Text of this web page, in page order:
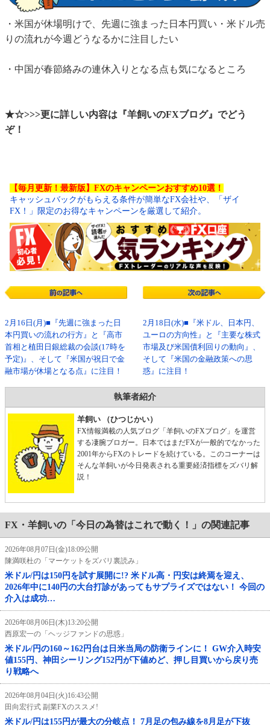
・米国が休場明けで、先週に強まった日本円買い・米ドル売
りの流れが今週どうなるかに注目したい
・中国が春節絡みの連休入りとなる点も気になるところ
★☆>>>更に詳しい内容は『羊飼いのFXブログ』でどう
ぞ！
【毎月更新！最新版】FXのキャンペーンおすすめ10選！
キャッシュバックがもらえる条件が簡単なFX会社や、「ザイ
FX！」限定のお得なキャンペーンを厳選して紹介。
2月16日(月)■『先週に強まった日
本円買いの流れの行方』と『高市
首相と植田日銀総裁の会談(17時を
予定)』、そして『米国が祝日で金
融市場が休場となる点』に注目！
2月18日(水)■『米ドル、日本円、
ユーロの方向性』と『主要な株式
市場及び米国債利回りの動向』、
そして『米国の金融政策への思
惑』に注目！
執筆者紹介
羊飼い （ひつじかい）
FX情報満載の人気ブログ「羊飼いのFXブログ」を運営
する凄腕ブロガー。日本ではまだFXが一般的でなかった
2001年からFXのトレードを続けている。このコーナーは
そんな羊飼いが今日発表される重要経済指標をズバリ解
説！
FX・羊飼いの「今日の為替はこれで動く！」の関連記事
2026年08月07日(金)18:09公開
陳満咲杜の「マーケットをズバリ裏読み」
米ドル/円は150円を試す展開に!? 米ドル高・円安は終焉を迎え、
2026年中に140円の大台打診があってもサプライズではない！ 今回の
介入は成功…
2026年08月06日(木)13:20公開
西原宏一の「ヘッジファンドの思惑」
米ドル/円の160～162円台は日米当局の防衛ラインに！ GW介入時安
値155円、神田シーリング152円が下値めど、押し目買いから戻り売
り戦略へ
2026年08月04日(火)16:43公開
田向宏行式 副業FXのススメ!
米ドル/円は155円が最大の分岐点！ 7月足の包み線を8月足が下抜